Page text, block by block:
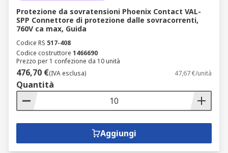
Protezione da sovratensioni Phoenix Contact VAL-
SPP Connettore di protezione dalle sovracorrenti,
760V ca max, Guida
Codice RS 517-408
Codice costruttore 1466690
Prezzo per 1 confezione da 10 unità
476,70 €(IVA esclusa) 47,67 €/unità
Quantità
Aggiungi